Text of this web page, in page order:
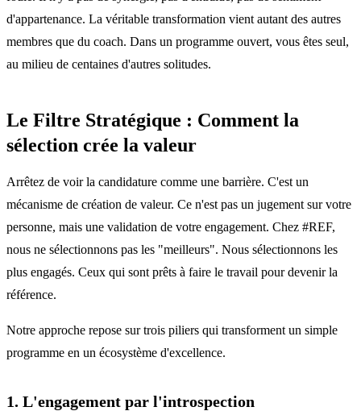
d'appartenance. La véritable transformation vient autant des autres
membres que du coach. Dans un programme ouvert, vous êtes seul,
au milieu de centaines d'autres solitudes.
Le Filtre Stratégique : Comment la
sélection crée la valeur
Arrêtez de voir la candidature comme une barrière. C'est un
mécanisme de création de valeur. Ce n'est pas un jugement sur votre
personne, mais une validation de votre engagement. Chez #REF,
nous ne sélectionnons pas les "meilleurs". Nous sélectionnons les
plus engagés. Ceux qui sont prêts à faire le travail pour devenir la
référence.
Notre approche repose sur trois piliers qui transforment un simple
programme en un écosystème d'excellence.
1. L'engagement par l'introspection